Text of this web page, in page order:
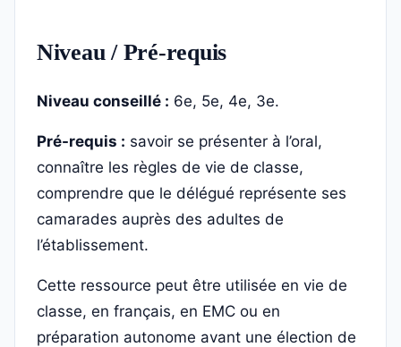
Niveau / Pré-requis
Niveau conseillé : 6e, 5e, 4e, 3e.
Pré-requis : savoir se présenter à l’oral,
connaître les règles de vie de classe,
comprendre que le délégué représente ses
camarades auprès des adultes de
l’établissement.
Cette ressource peut être utilisée en vie de
classe, en français, en EMC ou en
préparation autonome avant une élection de